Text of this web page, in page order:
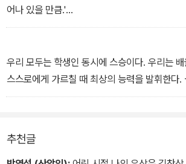
어나 있을 만큼.'
샘이 물었다.
'그건 아폴로 호에 탄 사람들이 항상 자신들이
기 때문이야. 조금이라도 궤도에서 벗어나 있으
궤도를 수정했기 때문이지. 이것이 바로 성공한
우리 모두는 학생인 동시에 스승이다. 우리는
스스로에게 가르칠 때 최상의 능력을 발휘한다
추천글